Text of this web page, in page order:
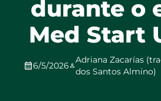
durante o
Med Start
6/5/2026
Adriana Zacarías
dos Santos Almino)